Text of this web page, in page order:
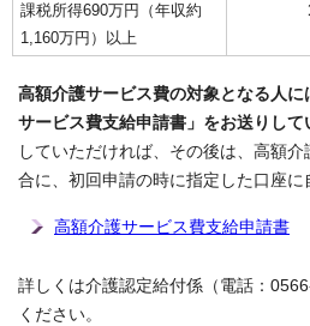
課税所得690万円（年収約
1,160万円）以上
高額介護サービス費の対象となる人
サービス費支給申請書」をお送りして
していただければ、その後は、高額
合に、初回申請の時に指定した口座に
高額介護サービス費支給申請書
詳しくは介護認定給付係（電話：
ください。